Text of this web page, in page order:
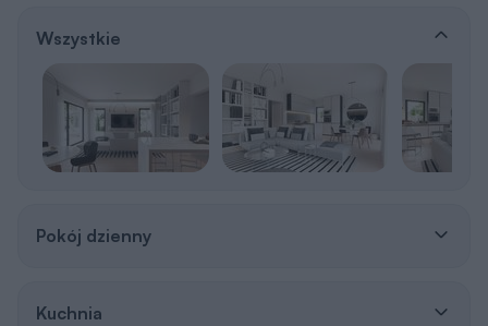
Wszystkie
Pokój dzienny
Kuchnia